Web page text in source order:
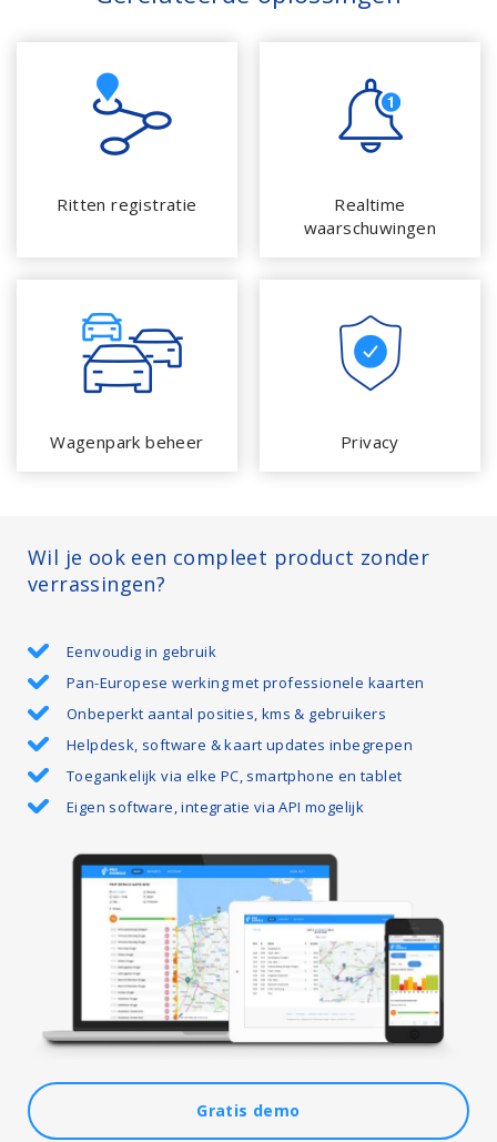
Ritten registratie
Realtime
waarschuwingen
Wagenpark beheer Privacy
Gratis demo
Wil je ook een compleet product zonder
verrassingen?
Eenvoudig in gebruik
Pan-Europese werking met professionele kaarten
Onbeperkt aantal posities, kms & gebruikers
Helpdesk, software & kaart updates inbegrepen
Toegankelijk via elke PC, smartphone en tablet
Eigen software, integratie via API mogelijk